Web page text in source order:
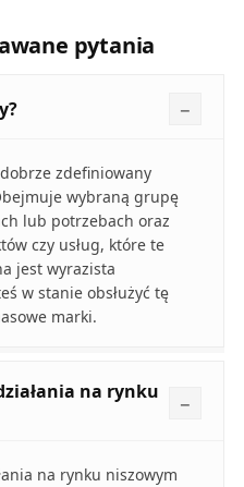
pytania
zdefiniowany
wybraną grupę
lub potrzebach oraz
czy usług, które te
jest wyrazista
w stanie obsłużyć tę
marki.
na rynku
na rynku niszowym